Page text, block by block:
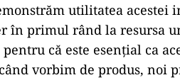
utilitatea
în primul rând la resursa
că este esenţial ca
vorbim de produs, noi